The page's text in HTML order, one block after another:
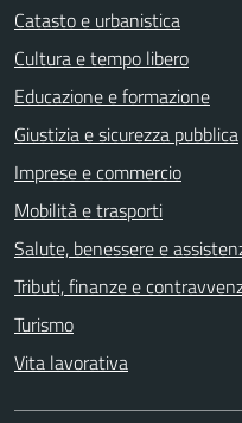
Catasto e urbanistica
Cultura e tempo libero
Educazione e formazione
Giustizia e sicurezza pubblica
Imprese e commercio
Mobilità e trasporti
Salute, benessere e
Tributi, finanze e
Turismo
Vita lavorativa